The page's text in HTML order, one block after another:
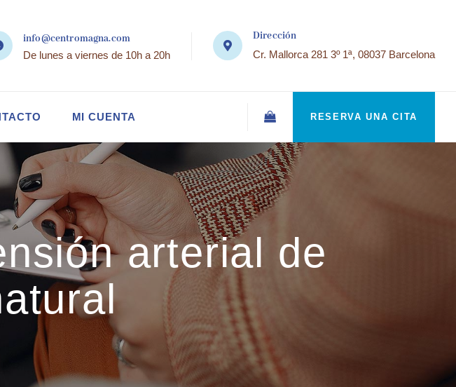
info@centromagna.com
De lunes a viernes de 10h a 20h
Dirección
Cr. Mallorca 281 3º 1ª, 08037 Barcelona
MI CUENTA RESERVA UNA CITA
arterial de